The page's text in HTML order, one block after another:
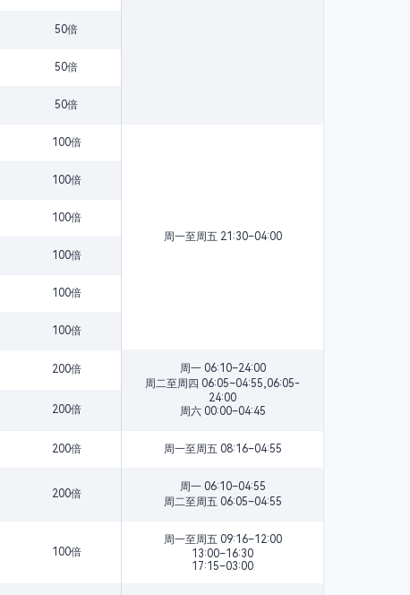
50倍
50倍
50倍
100倍
周一至周五 21:30–04:00
100倍
100倍
100倍
100倍
100倍
200倍
周一 06:10–24:00
周二至周四 06:05–04:55,06:05-
24:00
周六 00:00–04:45
200倍
200倍 周一至周五 08:16–04:55
200倍
周一 06:10–04:55
周二至周五 06:05–04:55
100倍
周一至周五 09:16–12:00
13:00–16:30
17:15–03:00